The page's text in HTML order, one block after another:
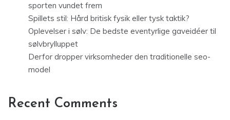
sporten vundet frem
Spillets stil: Hård britisk fysik eller tysk taktik?
Oplevelser i sølv: De bedste eventyrlige gaveidéer til
sølvbrylluppet
Derfor dropper virksomheder den traditionelle seo-
model
Recent Comments